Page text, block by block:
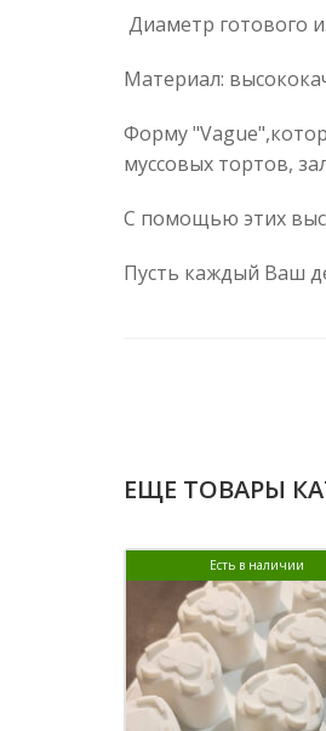
Диаметр готового
Материал:
Форму
муссовых тортов,
С помощью этих
Пусть каждый Ваш
ЕЩЕ ТОВАРЫ
Есть в наличии